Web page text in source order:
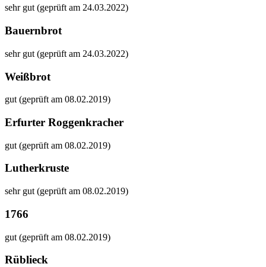
sehr gut (geprüft am 24.03.2022)
Bauernbrot
sehr gut (geprüft am 24.03.2022)
Weißbrot
gut (geprüft am 08.02.2019)
Erfurter Roggenkracher
gut (geprüft am 08.02.2019)
Lutherkruste
sehr gut (geprüft am 08.02.2019)
1766
gut (geprüft am 08.02.2019)
Rüblieck